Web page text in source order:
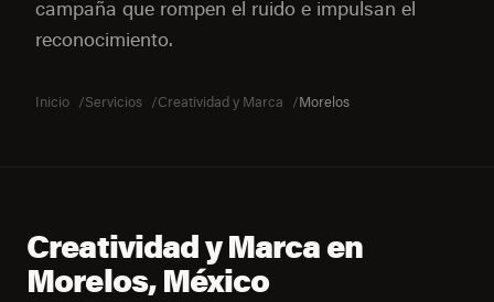
campaña que rompen el ruido e impulsan el
reconocimiento.
Inicio Servicios Creatividad y Marca Morelos
Creatividad y Marca en
Morelos, México